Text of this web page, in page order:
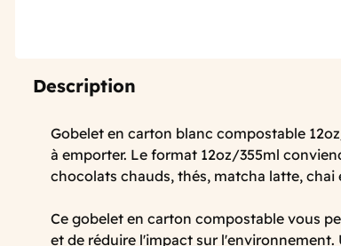
Description
Gobelet en carton blanc compostable
à emporter. Le format 12oz/355ml
chocolats chauds, thés, matcha latte, chai
Ce gobelet en carton compostable vous
et de réduire l'impact sur l'environnement.